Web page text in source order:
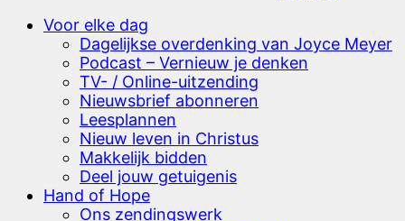
Voor elke dag
Dagelijkse overdenking van Joyce Meyer
Podcast – Vernieuw je denken
TV- / Online-uitzending
Nieuwsbrief abonneren
Leesplannen
Nieuw leven in Christus
Makkelijk bidden
Deel jouw getuigenis
Hand of Hope
Ons zendingswerk